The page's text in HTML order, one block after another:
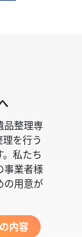
品整理専
を行う
私たち
事業者様
の用意が
内容